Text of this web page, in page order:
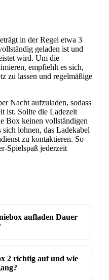
in der Regel etwa 3
geladen ist und
wird. Um die
empfiehlt es sich,
zu lassen und regelmäßige
Nacht aufzuladen, sodass
ist. Sollte die Ladezeit
Box keinen vollständigen
lohnen, das Ladekabel
zu kontaktieren. So
Spielspaß jederzeit
aufladen Dauer
2 richtig auf und wie